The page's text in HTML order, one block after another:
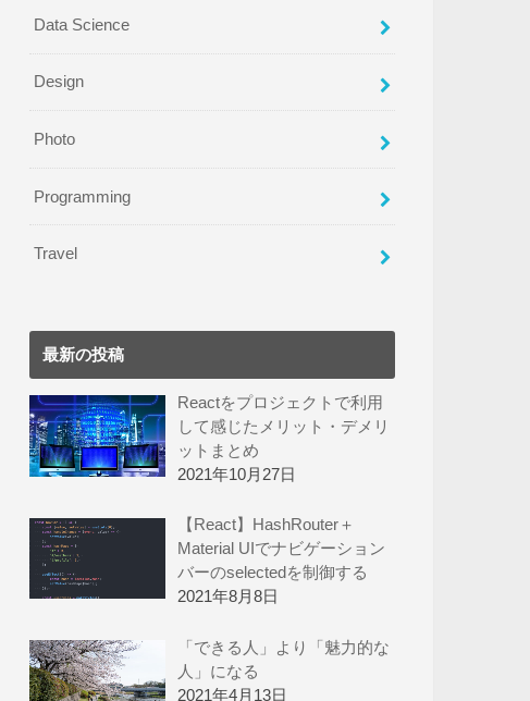
Data Science
Design
Photo
Programming
Travel
最新の投稿
Reactをプロジェクトで利用
して感じたメリット・デメリ
ットまとめ
2021年10月27日
【React】HashRouter＋
Material UIでナビゲーション
バーのselectedを制御する
2021年8月8日
「できる人」より「魅力的な
人」になる
2021年4月13日